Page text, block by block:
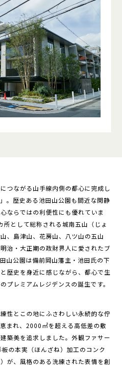
つながる山手線内側の都心に完成し
。歴史ある池田山公園も間近な閑静
ならではの利便性にも優れていま
所として総称される城南五山（じょ
、島津山、花房山、八ツ山の五山
治・大正期の政財界人に愛されたブ
山公園は備前岡山藩主・池田氏の下
歴史を身近に感じながら、都心で生
プレミアムレジデンスの誕生です。
性とこの地にふさわしい永続的な佇
まれ、2000㎡を超える高低差の敷
築美を追求しました。外観ファサー
の本実（ほんざね）加工のコンク
が、風格のある洗練された表情を創